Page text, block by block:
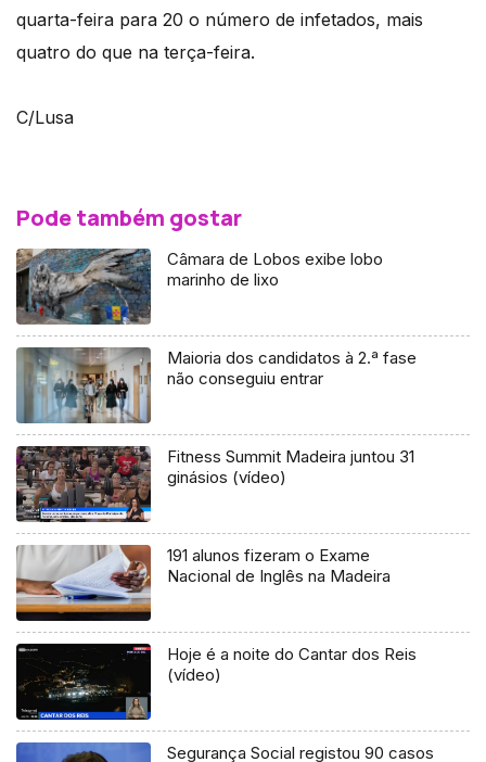
quarta-feira para 20 o número de infetados, mais
quatro do que na terça-feira.
C/Lusa
Pode também gostar
Câmara de Lobos exibe lobo
marinho de lixo
Maioria dos candidatos à 2.ª fase
não conseguiu entrar
Fitness Summit Madeira juntou 31
ginásios (vídeo)
191 alunos fizeram o Exame
Nacional de Inglês na Madeira
Hoje é a noite do Cantar dos Reis
(vídeo)
Segurança Social registou 90 casos